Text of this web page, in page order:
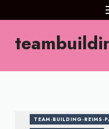
au
TEAM-BUILDING-REIMS-